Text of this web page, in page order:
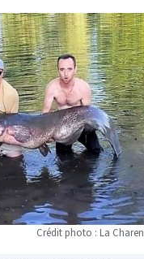
Crédit photo : La